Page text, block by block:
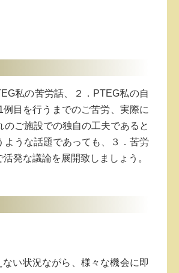
私の苦労話、２．PTEG私の自
目を行うまでのご苦労、実際に
ご施設での独自の工夫であると
うな話題であっても、３．苦労
発な議論を展開致しましょう。
い状況ながら、様々な機会に即